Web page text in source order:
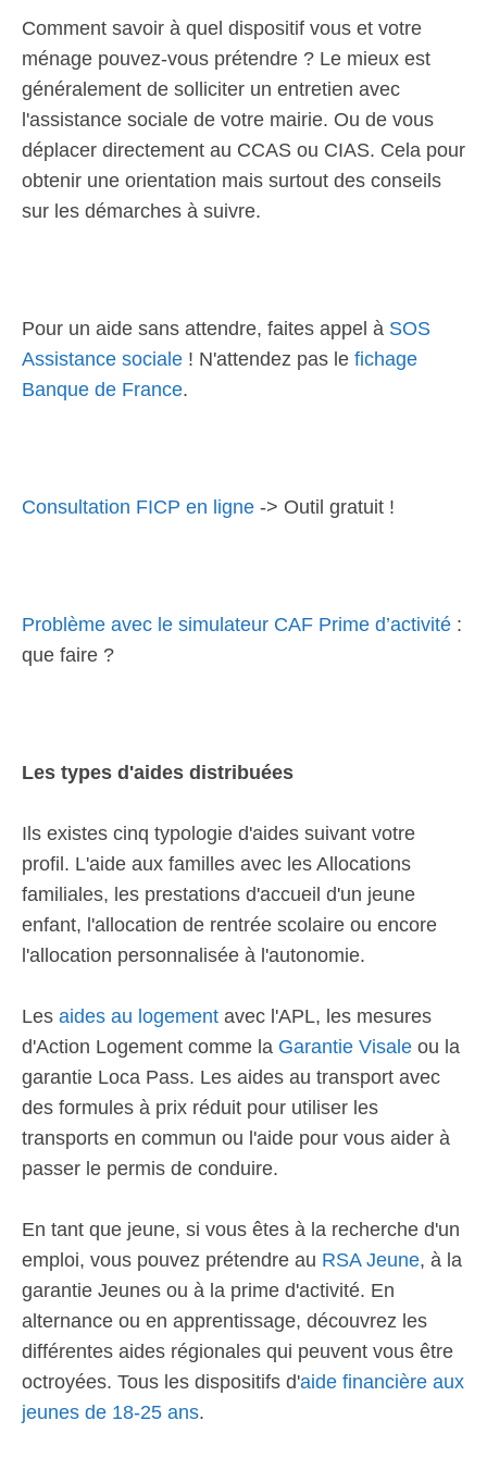
Comment savoir à quel dispositif vous et votre
ménage pouvez-vous prétendre ? Le mieux est
généralement de solliciter un entretien avec
l'assistance sociale de votre mairie. Ou de vous
déplacer directement au CCAS ou CIAS. Cela pour
obtenir une orientation mais surtout des conseils
sur les démarches à suivre.
Pour un aide sans attendre, faites appel à SOS
Assistance sociale ! N'attendez pas le fichage
Banque de France.
Consultation FICP en ligne -> Outil gratuit !
Problème avec le simulateur CAF Prime d’activité :
que faire ?
Les types d'aides distribuées
Ils existes cinq typologie d'aides suivant votre
profil. L'aide aux familles avec les Allocations
familiales, les prestations d'accueil d'un jeune
enfant, l'allocation de rentrée scolaire ou encore
l'allocation personnalisée à l'autonomie.
Les aides au logement avec l'APL, les mesures
d'Action Logement comme la Garantie Visale ou la
garantie Loca Pass. Les aides au transport avec
des formules à prix réduit pour utiliser les
transports en commun ou l'aide pour vous aider à
passer le permis de conduire.
En tant que jeune, si vous êtes à la recherche d'un
emploi, vous pouvez prétendre au RSA Jeune, à la
garantie Jeunes ou à la prime d'activité. En
alternance ou en apprentissage, découvrez les
différentes aides régionales qui peuvent vous être
octroyées. Tous les dispositifs d'aide financière aux
jeunes de 18-25 ans.